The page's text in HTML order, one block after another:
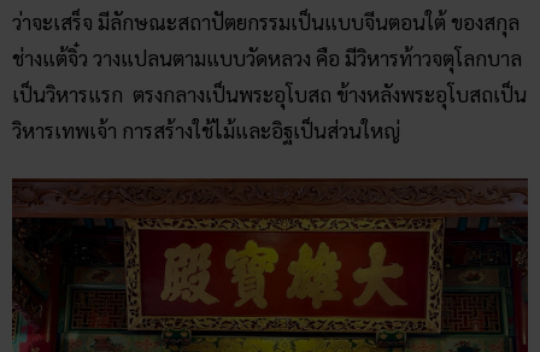
ว่าจะเสร็จ มีลักษณะสถาปัตยกรรมเป็นแบบจีนตอนใต้ ของสกุล
ช่างแต้จิ๋ว วางแปลนตามแบบวัดหลวง คือ มีวิหารท้าวจตุโลกบาล
เป็นวิหารแรก ตรงกลางเป็นพระอุโบสถ ข้างหลังพระอุโบสถเป็น
วิหารเทพเจ้า การสร้างใช้ไม้และอิฐเป็นส่วนใหญ่